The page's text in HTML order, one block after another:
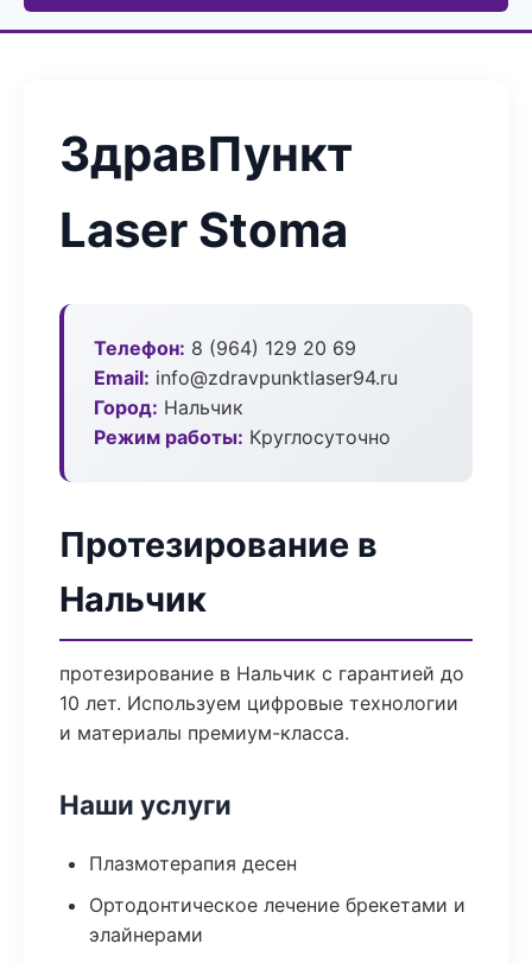
ЗдравПункт
Laser Stoma
Телефон: 8 (964) 129 20 69
Email: info@zdravpunktlaser94.ru
Город: Нальчик
Режим работы: Круглосуточно
Протезирование в
Нальчик
протезирование в Нальчик с гарантией до
10 лет. Используем цифровые технологии
и материалы премиум-класса.
Наши услуги
Плазмотерапия десен
Ортодонтическое лечение брекетами и
элайнерами